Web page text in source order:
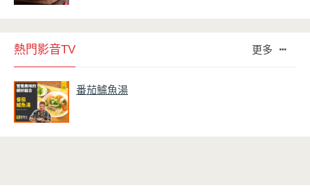
熱門影音TV 更多
番茄鱸魚湯